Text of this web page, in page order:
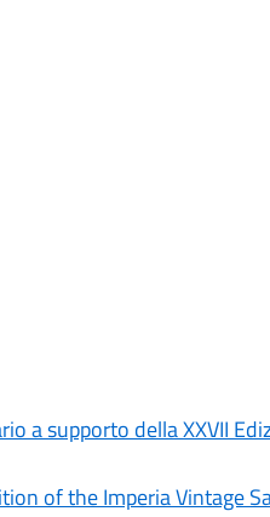
a supporto della XXVII
of the Imperia Vintage